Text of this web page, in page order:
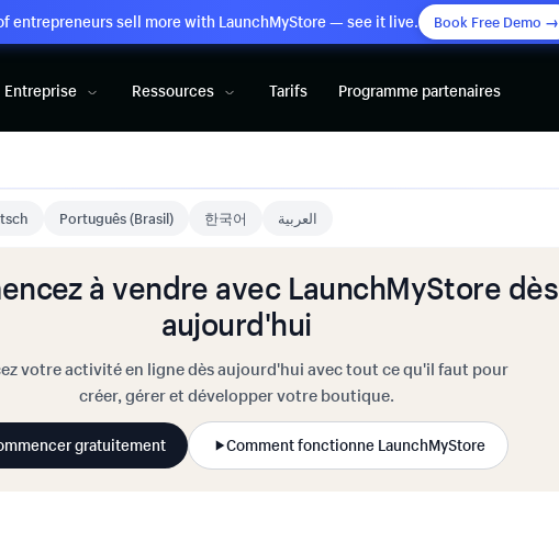
entrepreneurs sell more with LaunchMyStore — see it live. Book Free Demo →
Entreprise Ressources Tarifs Programme partenaires
Português (Brasil) 한국어 العربية
à vendre avec LaunchMyStore dès
aujourd'hui
votre activité en ligne dès aujourd'hui avec tout ce qu'il faut pour
créer, gérer et développer votre boutique.
gratuitement Comment fonctionne LaunchMyStore